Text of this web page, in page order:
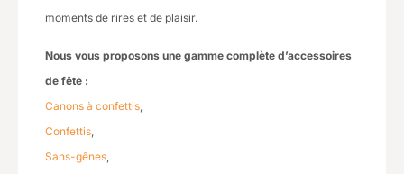
moments de rires et de plaisir.
Nous vous proposons une gamme complète d’accessoires
de fête :
Canons à confettis,
Confettis,
Sans-gênes,